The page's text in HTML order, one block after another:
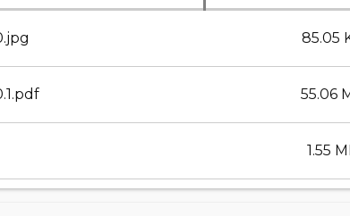
85.05
55.06
1.55